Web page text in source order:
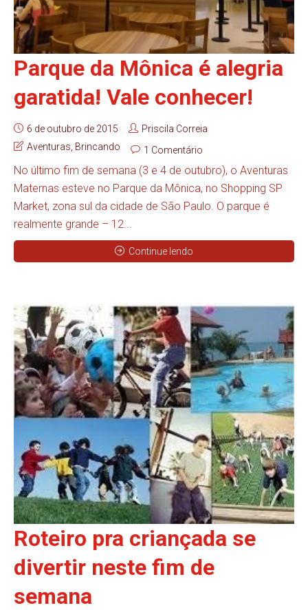
Parque da Mônica é alegria
garatida! Vale conhecer!
6 de outubro de 2015
Priscila Correia
Aventuras Brincando 1 Comentário
No último fim de semana (3 e 4 de outubro), o Aventuras
Maternas esteve no Parque da Mônica, no Shopping SP
Market, zona sul da cidade de São Paulo. O parque é
realmente grande – 12...
Continue lendo
Roteiro pra criançada se
divertir neste fim de
semana